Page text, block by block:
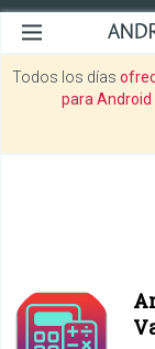
Todos los días
para Android